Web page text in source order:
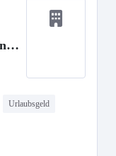
Urlaubsgeld